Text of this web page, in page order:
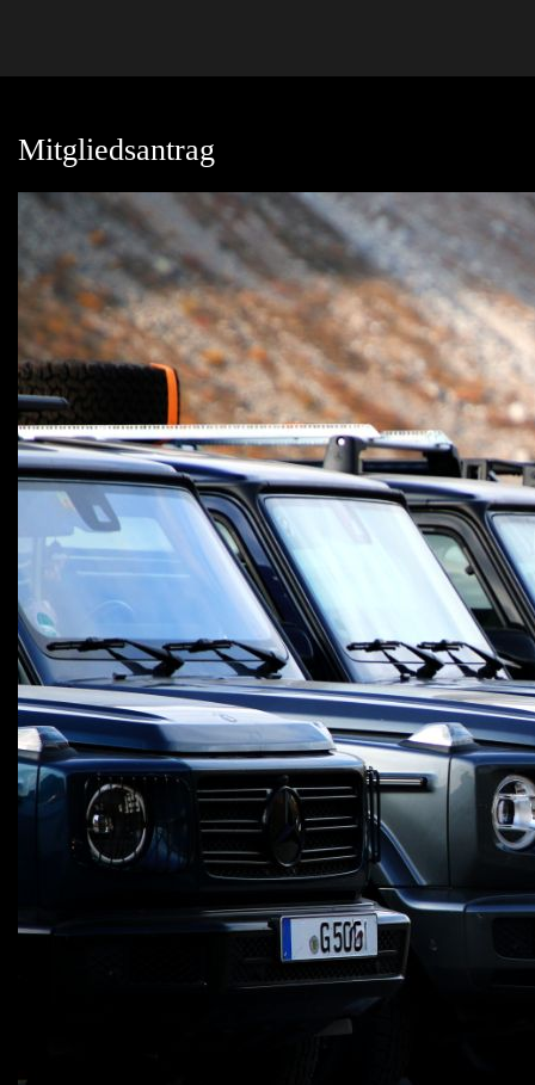
Mitgliedsantrag